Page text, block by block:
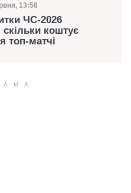
13:58
ЧС-2026
коштує
топ-матчі